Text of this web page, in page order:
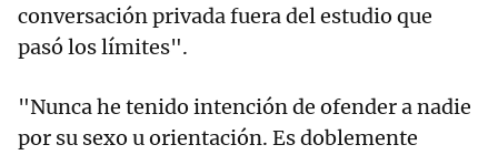
conversación privada fuera del estudio que
pasó los límites".
"Nunca he tenido intención de ofender a nadie
por su sexo u orientación. Es doblemente